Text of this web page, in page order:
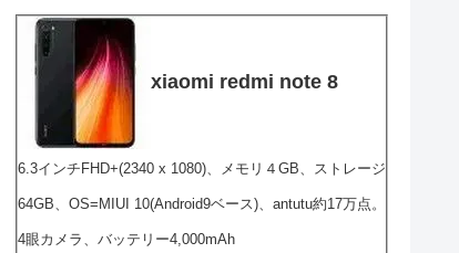
xiaomi redmi note 8
6.3インチFHD+(2340 x 1080)、メモリ４GB、ストレージ
64GB、OS=MIUI 10(Android9ベース)、antutu約17万点。
4眼カメラ、バッテリー4,000mAh